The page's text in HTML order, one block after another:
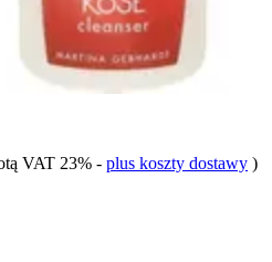
VAT 23% - plus koszty dostawy )